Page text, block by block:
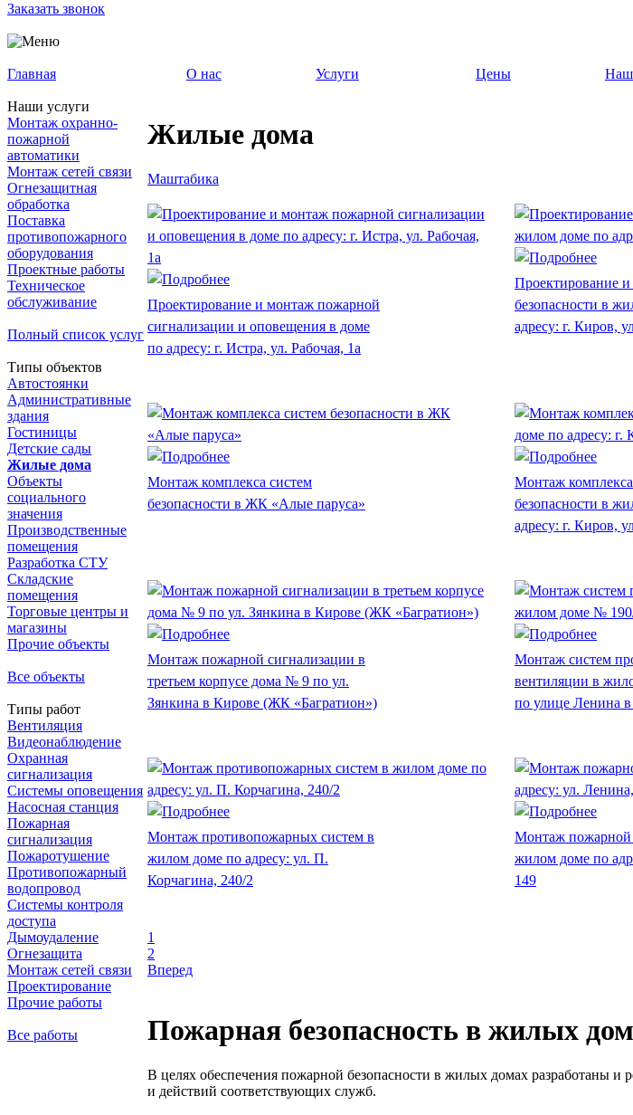
Заказать звонок
Главная О нас Услуги Цены
Наши услуги
Монтаж охранно-
пожарной
автоматики
Монтаж сетей связи
Огнезащитная
обработка
Поставка
противопожарного
оборудования
Проектные работы
Техническое
обслуживание
Полный список услуг
Типы объектов
Автостоянки
Административные
здания
Гостиницы
Детские сады
Жилые дома
Объекты
социального
значения
Производственные
помещения
Разработка СТУ
Складские
помещения
Торговые центры и
магазины
Прочие объекты
Все объекты
Типы работ
Вентиляция
Видеонаблюдение
Охранная
сигнализация
Системы оповещения
Насосная станция
Пожарная
сигнализация
Пожаротушение
Противопожарный
водопровод
Системы контроля
доступа
Дымоудаление
Огнезащита
Монтаж сетей связи
Проектирование
Прочие работы
Все работы
Жилые дома
Маштабика
Проектирование и монтаж пожарной
сигнализации и оповещения в доме
по адресу: г. Истра, ул. Рабочая, 1а
Проектирование
безопасности в
адресу: г. Киров,
Монтаж комплекса систем
безопасности в ЖК «Алые паруса»
Монтаж
безопасности в
адресу: г. Киров,
Монтаж пожарной сигнализации в
третьем корпусе дома № 9 по ул.
Зянкина в Кирове (ЖК «Багратион»)
Монтаж систем
вентиляции в
по улице Ленина
Монтаж противопожарных систем в
жилом доме по адресу: ул. П.
Корчагина, 240/2
Монтаж пожарной
жилом доме по
149
1
2
Вперед
Пожарная безопасность в жилых
В целях обеспечения пожарной безопасности в жилых домах разработаны
и действий соответствующих служб.